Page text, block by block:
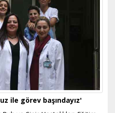
ile görev başındayız'